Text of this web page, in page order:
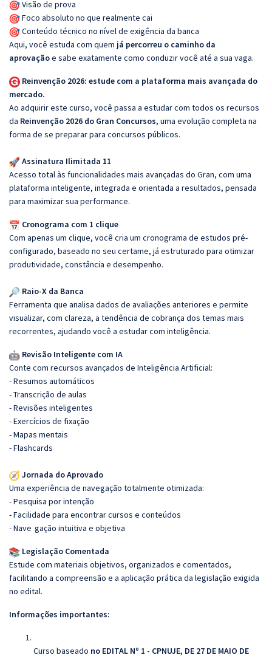
Visão de prova
Foco absoluto no que realmente cai
Conteúdo técnico no nível de exigência da banca
Aqui, você estuda com quem já percorreu o caminho da
aprovaçãoe sabe exatamente como conduzir você até a sua vaga.
Reinvenção 2026: estude com a plataforma mais avançada do
mercado.
Ao adquirir este curso, você passa a estudar com todos os recursos
da Reinvenção 2026 do Gran Concursos, uma evolução completa na
forma de se preparar para concursos públicos.
Assinatura Ilimitada 11
Acesso total às funcionalidades mais avançadas do Gran, com uma
plataforma inteligente, integrada e orientada a resultados, pensada
para maximizar sua performance.
Cronograma com 1 clique
Com apenas um clique, você cria um cronograma de estudos pré-
configurado, baseado no seu certame, já estruturado para otimizar
produtividade, constância e desempenho.
Raio-X da Banca
Ferramenta que analisa dados de avaliações anteriores e permite
visualizar, com clareza, a tendência de cobrança dos temas mais
recorrentes, ajudando você a estudar com inteligência.
Revisão Inteligente com IA
Conte com recursos avançados de Inteligência Artificial:
- Resumos automáticos
- Transcrição de aulas
- Revisões inteligentes
- Exercícios de fixação
- Mapas mentais
- Flashcards
Jornada do Aprovado
Uma experiência de navegação totalmente otimizada:
- Pesquisa por intenção
- Facilidade para encontrar cursos e conteúdos
- Nave gação intuitiva e objetiva
Legislação Comentada
Estude com materiais objetivos, organizados e comentados,
facilitando a compreensão e a aplicação prática da legislação exigida
no edital.
Informações importantes:
Curso baseado no EDITAL Nº 1 - CPNUJE, DE 27 DE MAIO DE